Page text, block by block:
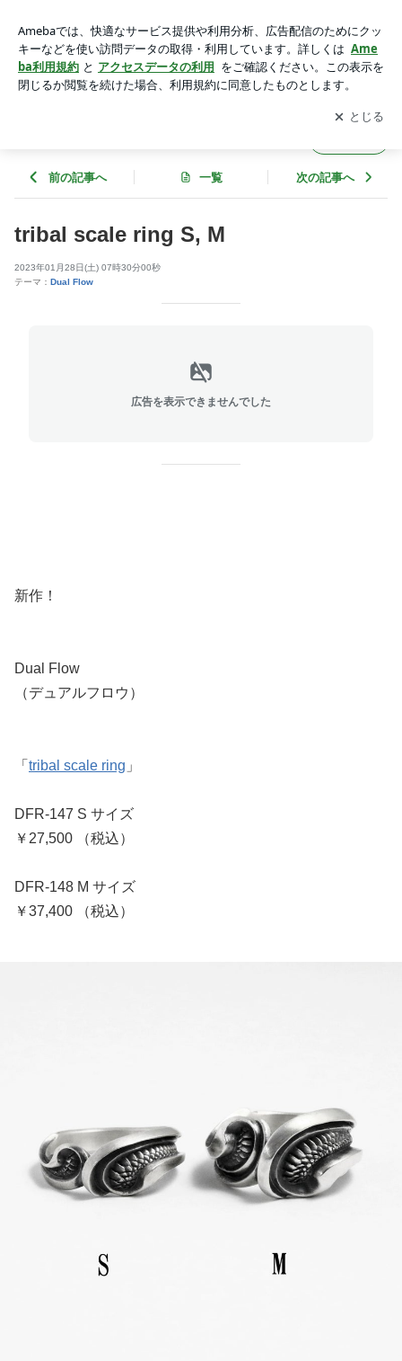
アプリをダウンロードして ブログの更新通知
を受け取りまし
ょう。
開く
前の記事へ 一覧 次の記事へ
tribal scale ring S, M
2023年01月28日(土) 07時30分00秒
テーマ： Dual Flow
広告を表示できませんでした
新作！
Dual Flow
（デュアルフロウ）
「 tribal scale ring 」
DFR-147 S サイズ
￥27,500 （税込）
DFR-148 M サイズ
￥37,400 （税込）